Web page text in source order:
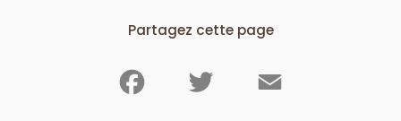
Partagez cette page